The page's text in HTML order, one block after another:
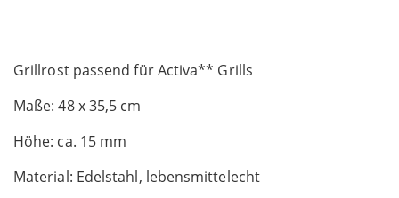
Grillrost passend für Activa** Grills
Maße: 48 x 35,5 cm
Höhe: ca. 15 mm
Material: Edelstahl, lebensmittelecht
gallery
to
beginning
the
images
gallery